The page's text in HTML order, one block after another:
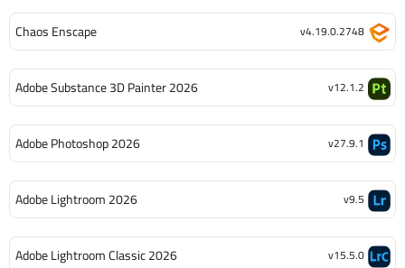
Chaos Enscape v4.19.0.2748
Adobe Substance 3D Painter 2026 v12.1.2
Adobe Photoshop 2026 v27.9.1
Adobe Lightroom 2026 v9.5
Adobe Lightroom Classic 2026 v15.5.0